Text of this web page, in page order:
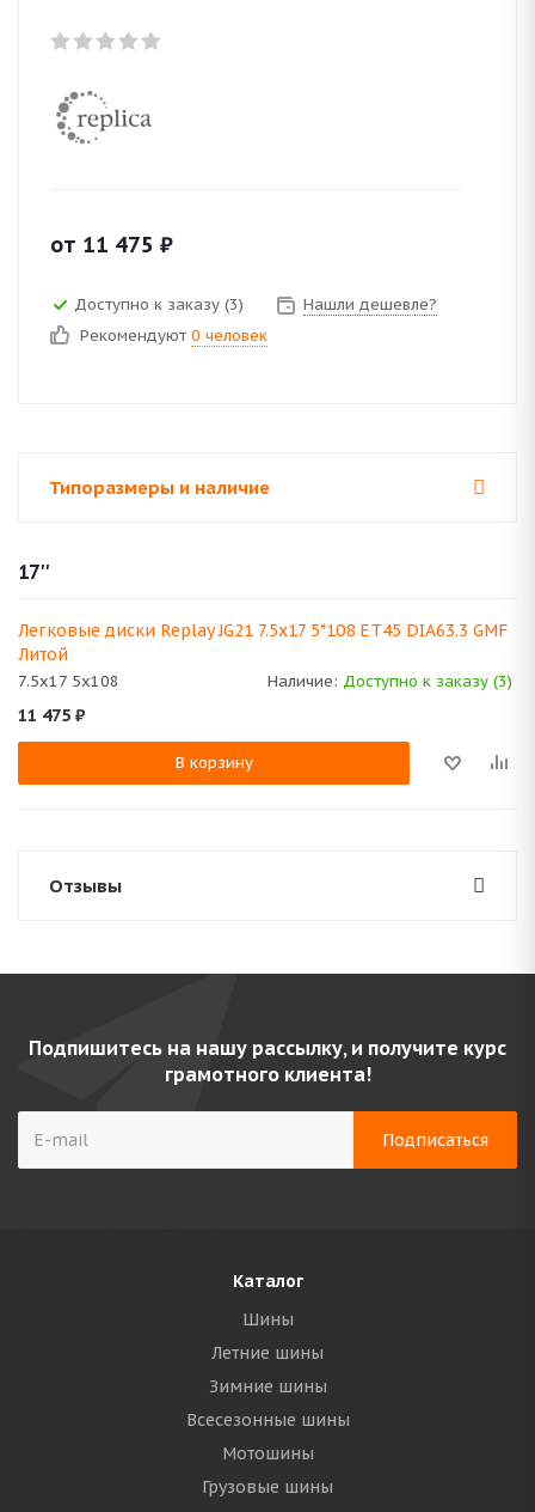
от 11 475 ₽
Доступно к заказу (3)
Нашли дешевле?
Рекомендуют 0 человек
Типоразмеры и наличие
17''
Легковые диски Replay JG21 7.5x17 5*108 ET45 DIA63.3 GMF
Литой
7.5x17 5x108 Наличие: Доступно к заказу (3)
11 475 ₽
В корзину
Отзывы
Подпишитесь на нашу рассылку, и получите курс
грамотного клиента!
Каталог
Шины
Летние шины
Зимние шины
Всесезонные шины
Мотошины
Грузовые шины